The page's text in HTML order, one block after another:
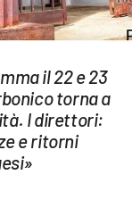
il 22 e 23
torna a
I direttori:
e ritorni